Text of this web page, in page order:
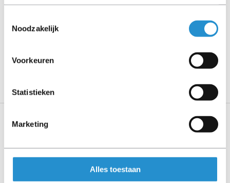
Noodzakelijk
Voorkeuren
Statistieken
Marketing
Alles toestaan
PLEASE NOTE: Refurbished products have a 90-
day warranty period, unless stated otherwise.
Specifications